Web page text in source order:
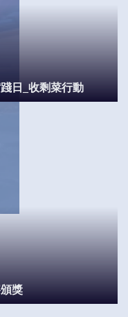
日_收剩菜行動
獎